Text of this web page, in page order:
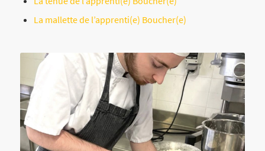
La mallette de l’apprenti(e) Boucher(e)